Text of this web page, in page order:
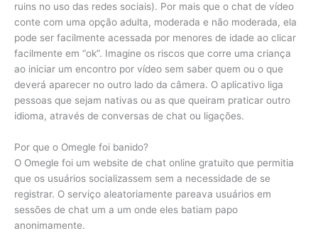
ruins no uso das redes sociais). Por mais que o chat de vídeo
conte com uma opção adulta, moderada e não moderada, ela
pode ser facilmente acessada por menores de idade ao clicar
facilmente em “ok”. Imagine os riscos que corre uma criança
ao iniciar um encontro por vídeo sem saber quem ou o que
deverá aparecer no outro lado da câmera. O aplicativo liga
pessoas que sejam nativas ou as que queiram praticar outro
idioma, através de conversas de chat ou ligações.
Por que o Omegle foi banido?
O Omegle foi um website de chat online gratuito que permitia
que os usuários socializassem sem a necessidade de se
registrar. O serviço aleatoriamente pareava usuários em
sessões de chat um a um onde eles batiam papo
anonimamente.